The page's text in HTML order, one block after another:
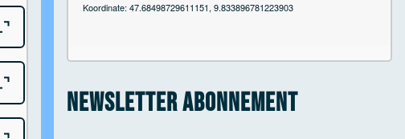
Close or Open tab vvja-pane-61468325-3-pane
Close or Open tab vvja-pane-61468325-4-pane
Close or Open tab vvja-pane-61468325-5-pane
Koordinate: 47.68498729611151, 9.833896781223903
Newsletter Abonnement